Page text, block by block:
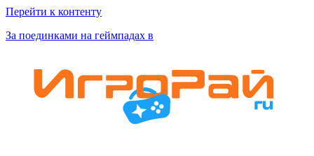
Перейти к контенту
За поединками на геймпадах в